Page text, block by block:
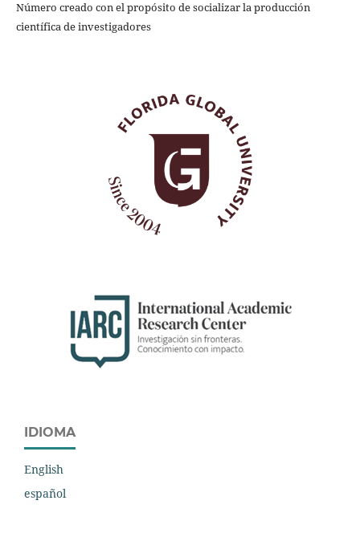
Número creado con el propósito de socializar la producción
científica de investigadores
IDIOMA
English
español